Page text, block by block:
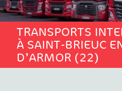
TRANSPORTS
À SAINT-BRIEUC
D’ARMOR (22)